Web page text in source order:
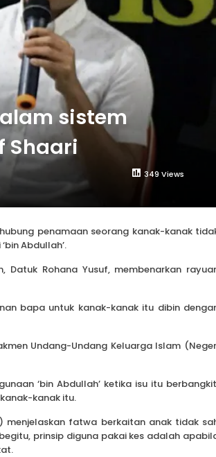
sistem
Shaari
349 Views
penamaan seorang kanak-kanak
Abdullah’.
Datuk Rohana Yusuf, membenarkan
bapa untuk kanak-kanak itu dibin
Undang-Undang Keluarga Islam
‘bin Abdullah’ ketika isu itu
kanak itu.
menjelaskan fatwa berkaitan anak tidak
prinsip diguna pakai kes adalah